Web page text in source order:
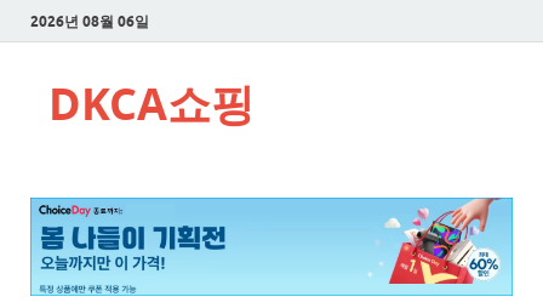
2026년 08월 06일
DKCA쇼핑